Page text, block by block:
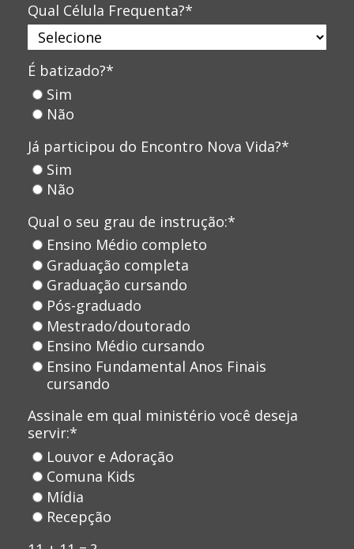
Qual Célula Frequenta?*
É batizado?*
Sim
Não
Já participou do Encontro Nova Vida?*
Sim
Não
Qual o seu grau de instrução:*
Ensino Médio completo
Graduação completa
Graduação cursando
Pós-graduado
Mestrado/doutorado
Ensino Médio cursando
Ensino Fundamental Anos Finais
cursando
Assinale em qual ministério você deseja
servir:*
Louvor e Adoração
Comuna Kids
Mídia
Recepção